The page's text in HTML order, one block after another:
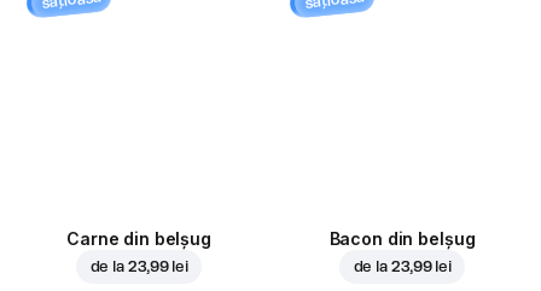
Carne din belșug
de la 23,99 lei
Bacon din belșug
de la 23,99 lei